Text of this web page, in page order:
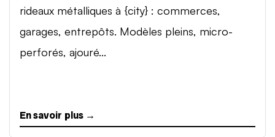
rideaux métalliques à {city} : commerces,
garages, entrepôts. Modèles pleins, micro-
perforés, ajouré...
En savoir plus →